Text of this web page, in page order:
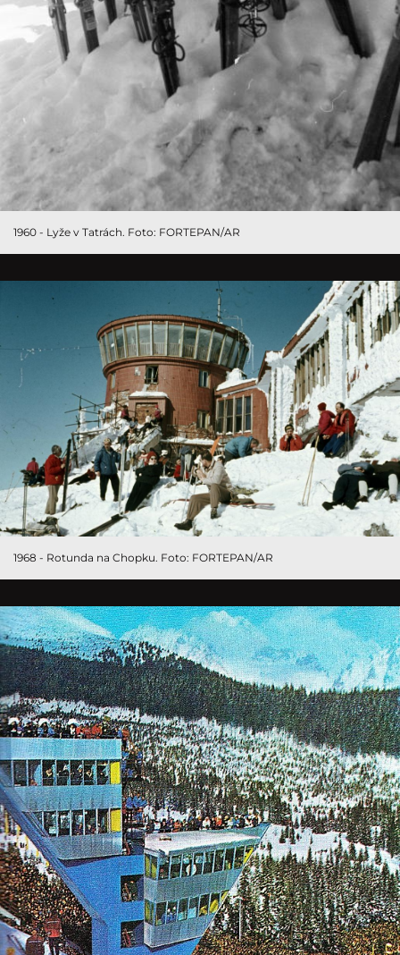
1960 - Lyže v Tatrách. Foto: FORTEPAN/AR
1968 - Rotunda na Chopku. Foto: FORTEPAN/AR